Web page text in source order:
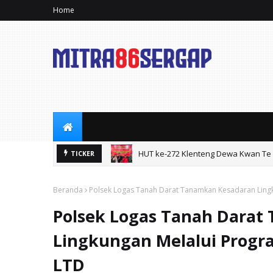
Home
TICKER HUT ke-272 Klenteng Dewa Kwan
Beranda Polsek Logas Tanah Darat Tanamkan Kesadaran
Polsek Logas Tanah
Lingkungan Melalui
LTD